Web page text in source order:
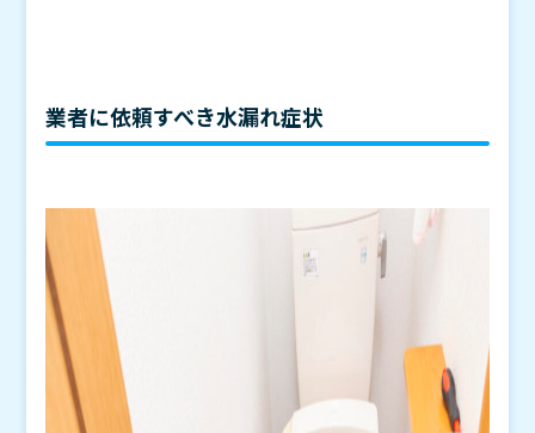
業者に依頼すべき水漏れ症状